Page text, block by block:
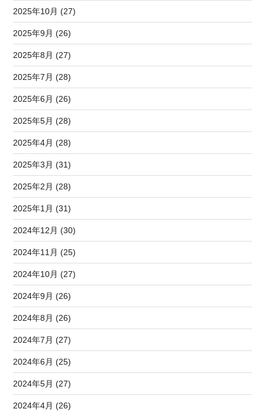
2025年10月 (27)
2025年9月 (26)
2025年8月 (27)
2025年7月 (28)
2025年6月 (26)
2025年5月 (28)
2025年4月 (28)
2025年3月 (31)
2025年2月 (28)
2025年1月 (31)
2024年12月 (30)
2024年11月 (25)
2024年10月 (27)
2024年9月 (26)
2024年8月 (26)
2024年7月 (27)
2024年6月 (25)
2024年5月 (27)
2024年4月 (26)